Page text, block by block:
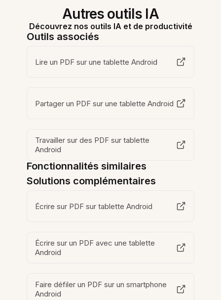
Autres outils IA
Découvrez nos outils IA et de productivité
Outils associés
Lire un PDF sur une tablette Android
Partager un PDF sur une tablette Android
Travailler sur des PDF sur tablette
Android
Fonctionnalités similaires
Solutions complémentaires
Écrire sur PDF sur tablette Android
Écrire sur un PDF avec une tablette
Android
Faire défiler un PDF sur un smartphone
Android